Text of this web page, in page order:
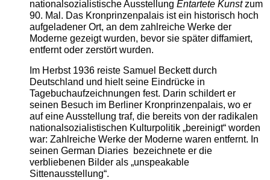
nationalsozialistische Ausstellung Entartete Kunstzum
90. Mal. Das Kronprinzenpalais ist ein historisch hoch
aufgeladener Ort, an dem zahlreiche Werke der
Moderne gezeigt wurden, bevor sie später diffamiert,
entfernt oder zerstört wurden.
Im Herbst 1936 reiste Samuel Beckett durch
Deutschland und hielt seine Eindrücke in
Tagebuchaufzeichnungen fest. Darin schildert er
seinen Besuch im Berliner Kronprinzenpalais, wo er
auf eine Ausstellung traf, die bereits von der radikalen
nationalsozialistischen Kulturpolitik „bereinigt“ worden
war: Zahlreiche Werke der Moderne waren entfernt. In
seinen German Diaries bezeichnete er die
verbliebenen Bilder als „unspeakable
Sittenausstellung“.